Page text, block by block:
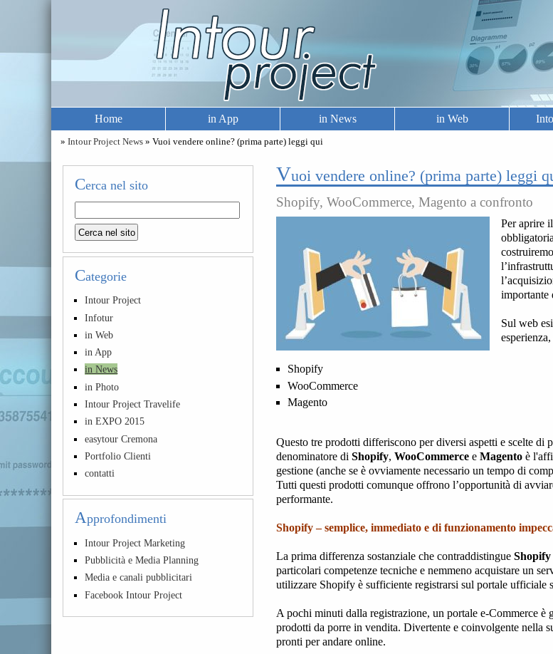
Home in App in News in Web
» Intour Project News » Vuoi vendere online? (prima parte) leggi qui
Vuoi vendere online? (prima parte) leggi
Shopify, WooCommerce, Magento a confronto
Per aprire
importante
Sul web
Shopify
WooCommerce
Magento
Questo tre prodotti differiscono per diversi aspetti e scelte di
denominatore di Shopify, WooCommerce e Magento è
gestione (anche se è ovviamente necessario un tempo di
Tutti questi prodotti comunque offrono l’opportunità di
performante.
Shopify – semplice, immediato e di funzionamento
La prima differenza sostanziale che contraddistingue Shopify
particolari competenze tecniche e nemmeno acquistare un
utilizzare Shopify è sufficiente registrarsi sul portale ufficiale
A pochi minuti dalla registrazione, un portale e-Commerce è
prodotti da porre in vendita. Divertente e coinvolgente nella
pronti per andare online.
Cerca nel sito
Categorie
Intour Project
Infotur
in Web
in App
in News
in Photo
Intour Project Travelife
in EXPO 2015
easytour Cremona
Portfolio Clienti
contatti
Approfondimenti
Intour Project Marketing
Pubblicità e Media Planning
Media e canali pubblicitari
Facebook Intour Project